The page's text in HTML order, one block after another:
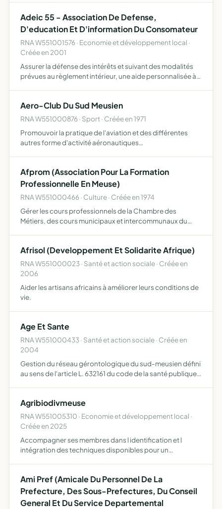
Adeic 55 - Association De Defense,
D'education Et D'information Du Consomateur
RNA W551001576 · Economie et développement local ·
Créée en 2001
Assurer la défense des intérêts et suivant des modalités
prévues au règlement intérieur, une aide personnalisée à
Aero-Club Du Sud Meusien
RNA W551000876 · Sport · Créée en 1971
Promouvoir la pratique de l'aviation et des différentes
autres forme d'activité aéronautiques
Afprom (Association Pour La Formation
Professionnelle En Meuse)
RNA W551000466 · Culture · Créée en 1974
Gérer les cours professionnels de la Chambre des
Métiers, des cours municipaux et intercommunaux du
d'entreprise de l'…
Afrisol (Developpement Et Solidarite Afrique)
RNA W551000023 · Santé et action sociale · Créée en
2006
Aider les artisans africains à améliorer leurs conditions de
vie.
Age Et Sante
RNA W551000433 · Santé et action sociale · Créée en
2004
Gestion du réseau gérontologique du sud-meusien défini
au sens de l'article L. 632161 du code de la santé publique
Agribiodivmeuse
RNA W551005310 · Economie et développement local ·
Créée en 2025
Accompagner ses membres dans l identification et l
intégration des techniques disponibles pour un
nécessaires permettant de …
Ami Pref (Amicale Du Personnel De La
Prefecture, Des Sous-Prefectures, Du Conseil
General Et Du Service Departemental